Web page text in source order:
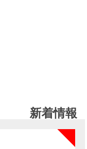
新着情報
NEW